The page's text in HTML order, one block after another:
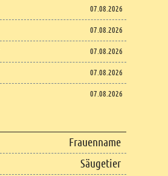
07.08.2026
07.08.2026
07.08.2026
07.08.2026
07.08.2026
Frauenname
Säugetier